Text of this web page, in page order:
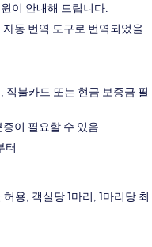
이 안내해 드립니다.
동 번역 도구로 번역되었을
직불카드 또는 현금 보증금 필
이 필요할 수 있음
터
용, 객실당 1마리, 1마리당 최